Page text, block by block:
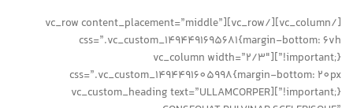
[/vc_column][/vc_row][vc_row content_placement=”middle”
css=”.vc_custom_1494491695681{margin-bottom: 6vh
!important;}”][vc_column width=”2/3″
css=”.vc_custom_1494491605998{margin-bottom: 20px
!important;}”][vc_custom_heading text=”ULLAMCORPER